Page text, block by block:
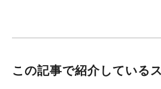
この記事で紹介している